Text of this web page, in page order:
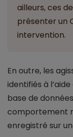
ailleurs, ces
présenter un
intervention.
En outre, les
identifiés à
base de
comportement
enregistré sur